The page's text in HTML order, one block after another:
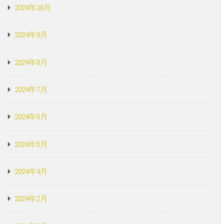
2024年10月
2024年9月
2024年8月
2024年7月
2024年6月
2024年5月
2024年4月
2024年2月